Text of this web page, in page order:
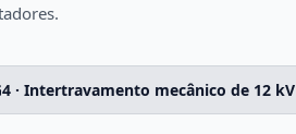
· Intertravamento mecânico de 12 kV